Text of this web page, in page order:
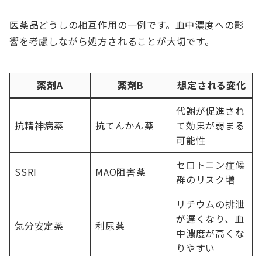
医薬品どうしの相互作用の一例です。血中濃度への影
響を考慮しながら処方されることが大切です。
薬剤A 薬剤B 想定される変化
抗精神病薬 抗てんかん薬
代謝が促進され
て効果が弱まる
可能性
SSRI MAO阻害薬
セロトニン症候
群のリスク増
気分安定薬 利尿薬
リチウムの排泄
が遅くなり、血
中濃度が高くな
りやすい